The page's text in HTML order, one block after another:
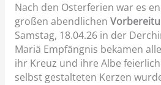
Nach den Osterferien war es
großen abendlichen
Samstag, 18.04.26 in der
Mariä Empfängnis bekamen
ihr Kreuz und ihre Albe
selbst gestalteten Kerzen